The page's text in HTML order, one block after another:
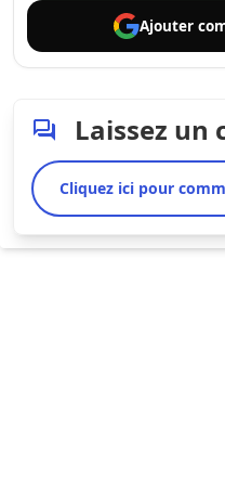
Ajouter
Laissez un
Cliquez ici pour